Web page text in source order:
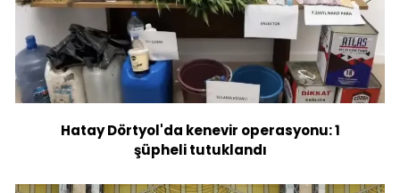
Hatay Dörtyol'da kenevir operasyonu: 1
şüpheli tutuklandı